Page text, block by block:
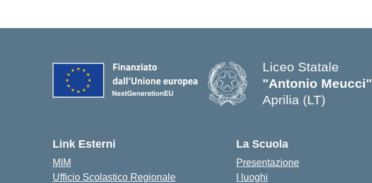
Liceo Statale
"Antonio Meucci"
Aprilia (LT)
Link Esterni
MIM
Ufficio Scolastico Regionale
La Scuola
Presentazione
I luoghi